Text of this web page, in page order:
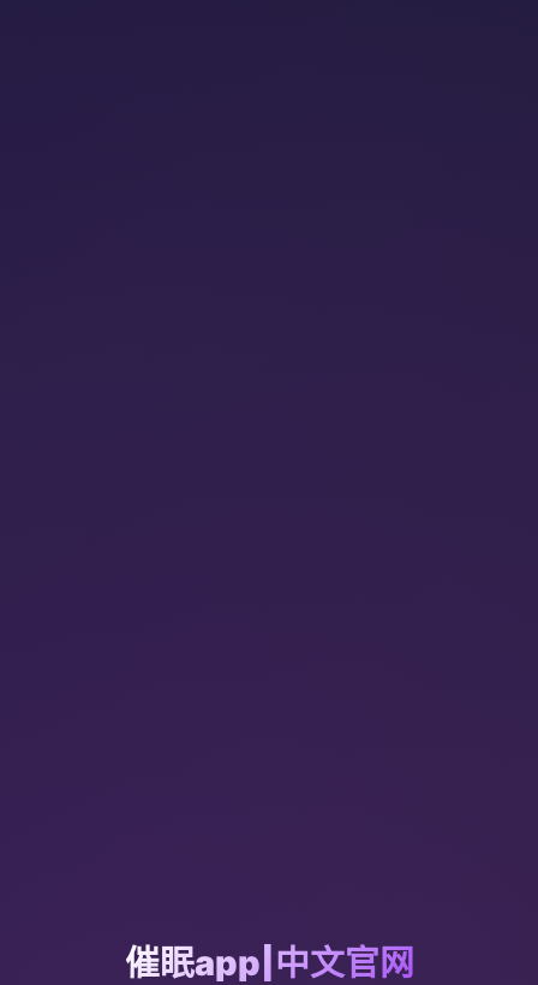
催眠app|中文官网